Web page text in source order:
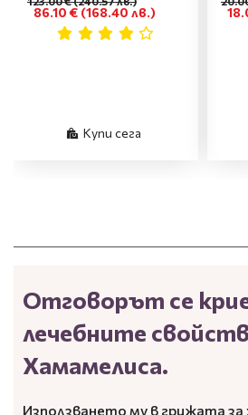
86.10 € (168.40 лв.)
Купи сега
Отговорът се
лечебните
Хамамелиса.
Използването му в грижата